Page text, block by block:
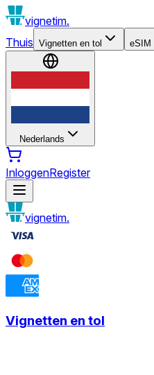
vignetim.
Thuis Vignetten en tol eSIM
Nederlands
InloggenRegister
vignetim.
Vignetten en tol